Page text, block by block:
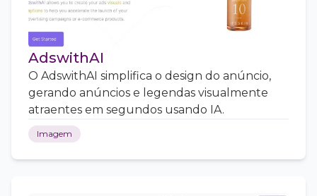
AdswithAI
O AdswithAI simplifica o design do anúncio,
gerando anúncios e legendas visualmente
atraentes em segundos usando IA.
Imagem